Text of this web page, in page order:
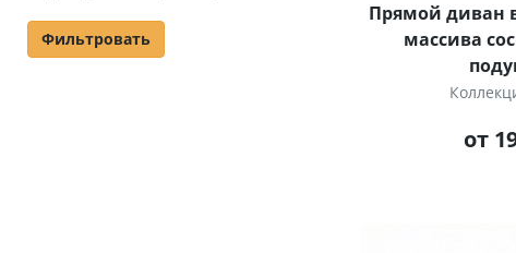
Прямой диван
массива
от
Фильтровать